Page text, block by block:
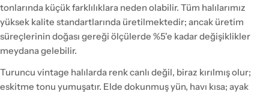
tonlarında küçük farklılıklara neden olabilir. Tüm halılarımız
yüksek kalite standartlarında üretilmektedir; ancak üretim
süreçlerinin doğası gereği ölçülerde %5'e kadar değişiklikler
meydana gelebilir.
Turuncu vintage halılarda renk canlı değil, biraz kırılmış olur;
eskitme tonu yumuşatır. Elde dokunmuş yün, havı kısa; ayak